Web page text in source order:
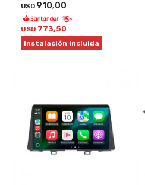
USD 910,00
USD 773,50
Instalación Incluida